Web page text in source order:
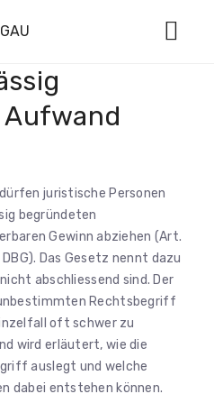
juristische Personen
begründeten
Gewinn abziehen (Art.
Das Gesetz nennt dazu
abschliessend sind. Der
Rechtsbegriff
oft schwer zu
wird erläutert, wie die
auslegt und welche
dabei entstehen können.